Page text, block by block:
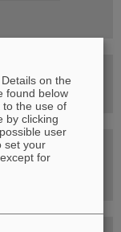
on the
found below
to the use of
by clicking
user
set your
for